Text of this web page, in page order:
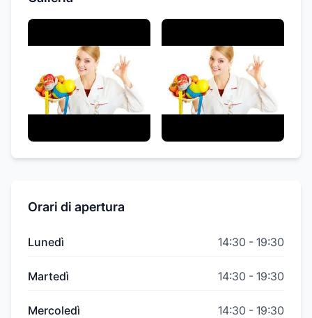
Orari di apertura
Lunedì 14:30 - 19:30
Martedì 14:30 - 19:30
Mercoledì 14:30 - 19:30